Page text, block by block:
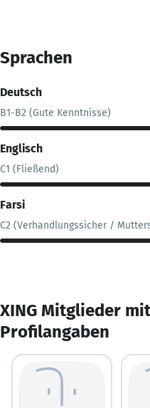
Sprachen
Deutsch
B1-B2 (Gute Kenntnisse)
Englisch
C1 (Fließend)
Farsi
C2 (Verhandlungssicher /
XING Mitglieder
Profilangaben